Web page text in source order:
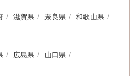
滋賀県 奈良県 和歌山県
広島県 山口県